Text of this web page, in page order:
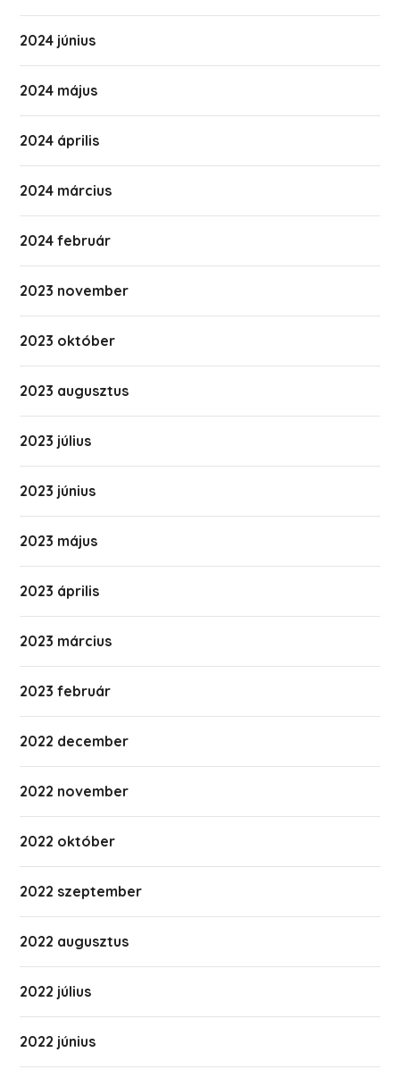
2024 június
2024 május
2024 április
2024 március
2024 február
2023 november
2023 október
2023 augusztus
2023 július
2023 június
2023 május
2023 április
2023 március
2023 február
2022 december
2022 november
2022 október
2022 szeptember
2022 augusztus
2022 július
2022 június